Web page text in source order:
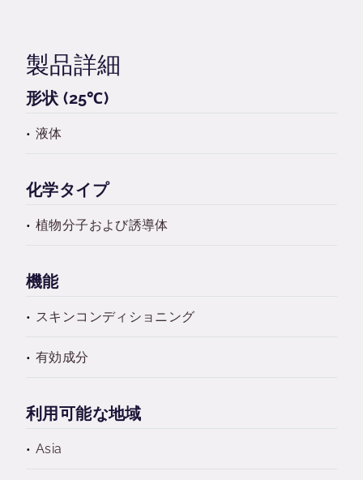
製品詳細
形状 (25℃)
液体
化学タイプ
植物分子および誘導体
機能
スキンコンディショニング
有効成分
利用可能な地域
Asia